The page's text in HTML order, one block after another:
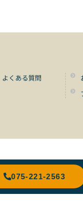
よくある質問
075-221-2563